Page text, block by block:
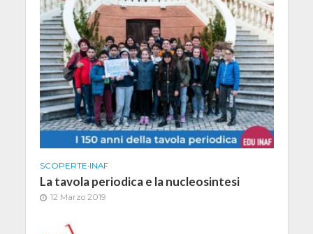
SCOPERTE•INAF
La tavola periodica e la nucleosintesi
12 Marzo 2019